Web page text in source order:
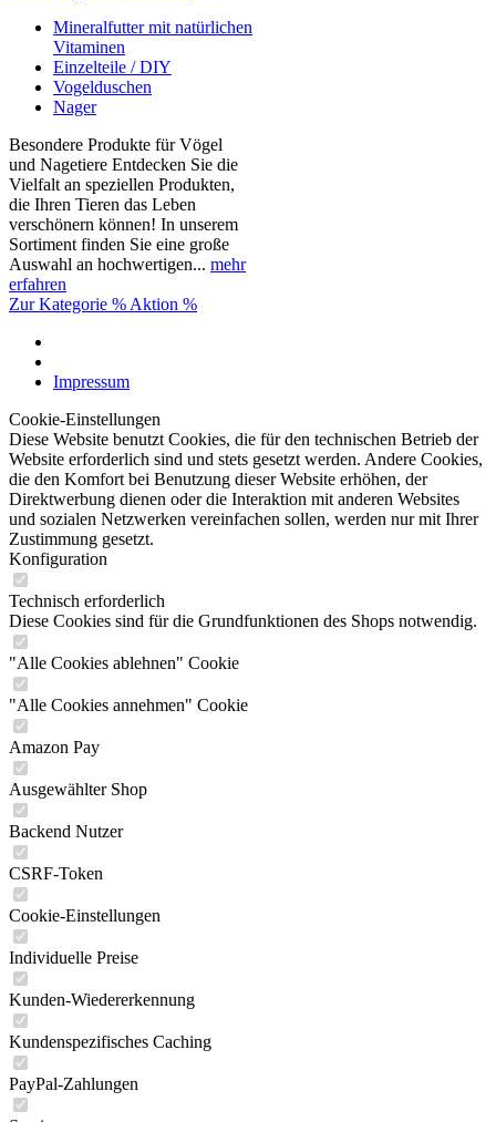
Mineralfutter mit natürlichen
Vitaminen
Einzelteile / DIY
Vogelduschen
Nager
Besondere Produkte für Vögel
und Nagetiere Entdecken Sie die
Vielfalt an speziellen Produkten,
die Ihren Tieren das Leben
verschönern können! In unserem
Sortiment finden Sie eine große
Auswahl an hochwertigen... mehr
erfahren
Zur Kategorie % Aktion %
Impressum
Cookie-Einstellungen
Diese Website benutzt Cookies, die für den technischen Betrieb der
Website erforderlich sind und stets gesetzt werden. Andere Cookies,
die den Komfort bei Benutzung dieser Website erhöhen, der
Direktwerbung dienen oder die Interaktion mit anderen Websites
und sozialen Netzwerken vereinfachen sollen, werden nur mit Ihrer
Zustimmung gesetzt.
Konfiguration
Technisch erforderlich
Diese Cookies sind für die Grundfunktionen des Shops notwendig.
"Alle Cookies ablehnen" Cookie
"Alle Cookies annehmen" Cookie
Amazon Pay
Ausgewählter Shop
Backend Nutzer
CSRF-Token
Cookie-Einstellungen
Individuelle Preise
Kunden-Wiedererkennung
Kundenspezifisches Caching
PayPal-Zahlungen